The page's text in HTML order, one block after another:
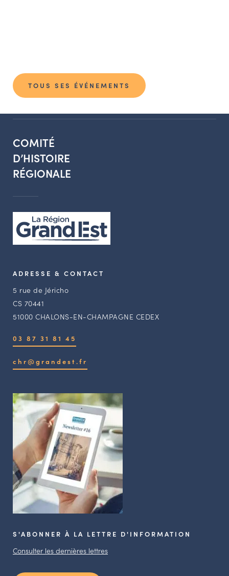
TOUS SES ÉVÉNEMENTS
COMITÉ
D’HISTOIRE
RÉGIONALE
ADRESSE & CONTACT
5 rue de Jéricho
CS 70441
51000 CHALONS-EN-CHAMPAGNE CEDEX
03 87 31 81 45
chr@grandest.fr
S'ABONNER À LA LETTRE D'INFORMATION
Consulter les dernières lettres